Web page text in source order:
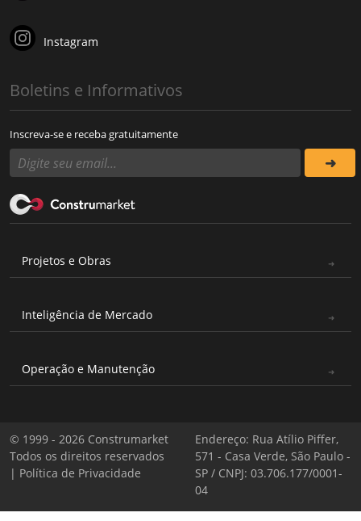
Instagram
Boletins e Informativos
Inscreva-se e receba gratuitamente
Projetos e Obras
Inteligência de Mercado
Operação e Manutenção
© 1999 - 2026 Construmarket
Todos os direitos reservados
| Política de Privacidade
Endereço: Rua Atílio Piffer,
571 - Casa Verde, São Paulo -
SP / CNPJ: 03.706.177/0001-
04